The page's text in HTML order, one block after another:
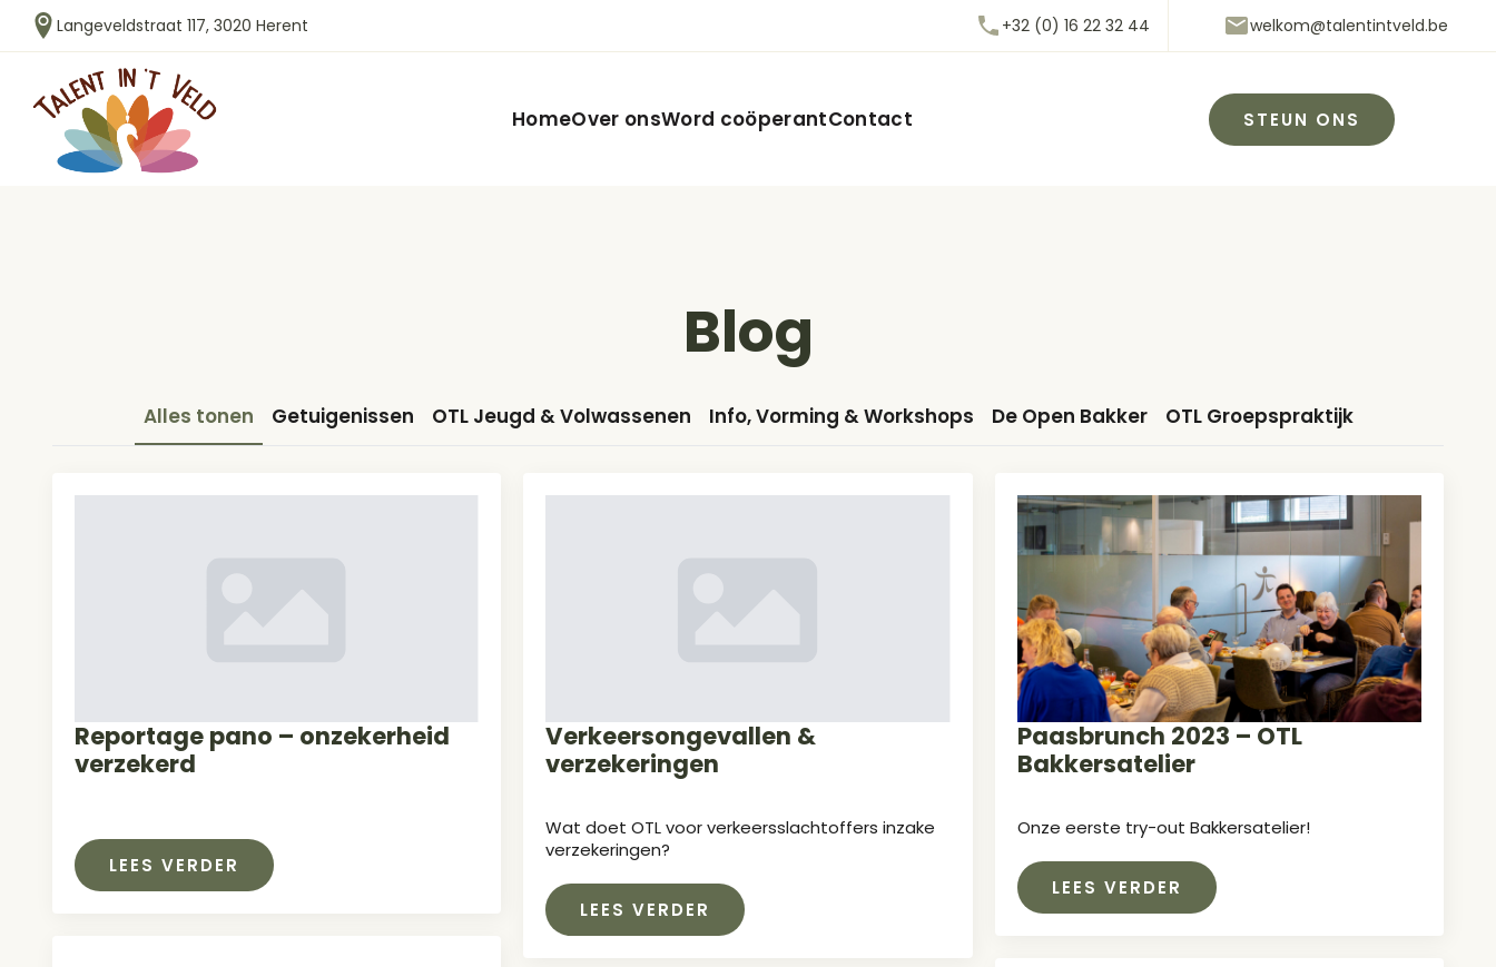
Langeveldstraat 117, 3020 Herent +32 (0) 16 22 32 44 welkom@talentintveld.be
HomeOver onsWord coöperantContact STEUN ONS
Blog
Alles tonen Getuigenissen OTL Jeugd & Volwassenen Info, Vorming & Workshops De Open Bakker OTL Groepspraktijk
Reportage pano – onzekerheid
verzekerd
LEES VERDER
Verkeersongevallen &
verzekeringen
Wat doet OTL voor verkeersslachtoffers inzake
verzekeringen?
LEES VERDER
Paasbrunch 2023 – OTL
Bakkersatelier
Onze eerste try-out Bakkersatelier!
LEES VERDER